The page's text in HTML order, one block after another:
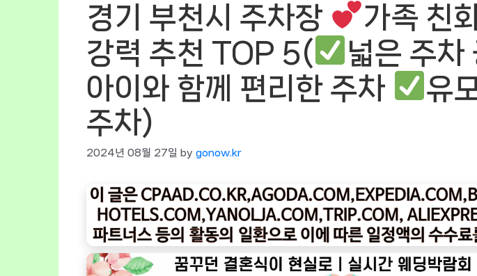
경기 부천시 주차장
가족 친
강력 추천 TOP 5(
넓은 주차
아이와 함께 편리한 주차
유
주차)
2024년 08월 27일 by gonow.kr